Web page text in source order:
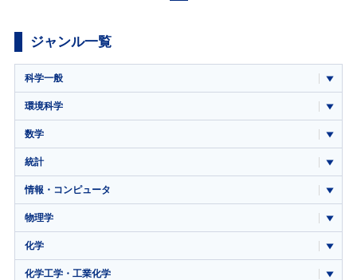
ジャンル一覧
科学一般
環境科学
数学
統計
情報・コンピュータ
物理学
化学
化学工学・工業化学